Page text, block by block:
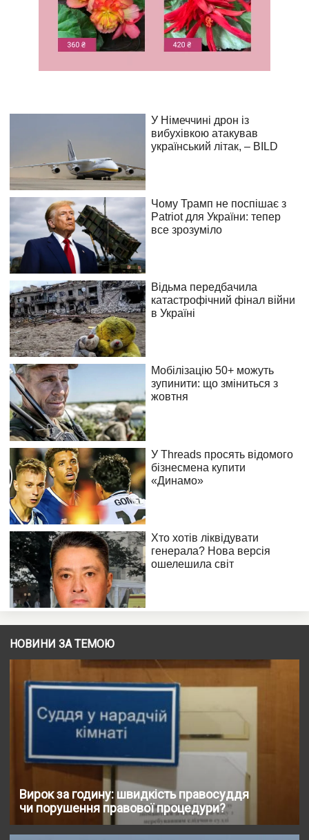
НОВИНИ ЗА ТЕМОЮ
Вирок за годину: швидкість правосуддя
чи порушення правової процедури?